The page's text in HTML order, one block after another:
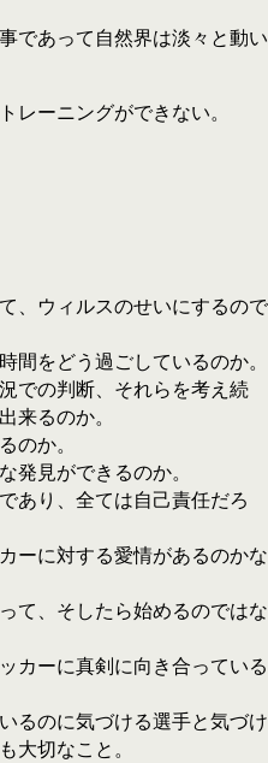
であって自然界は淡々と動い
レーニングができない。
、ウィルスのせいにするので
間をどう過ごしているのか。
での判断、それらを考え続
来るのか。
のか。
発見ができるのか。
あり、全ては自己責任だろ
ーに対する愛情があるのかな
て、そしたら始めるのではな
カーに真剣に向き合っている
るのに気づける選手と気づけ
大切なこと。